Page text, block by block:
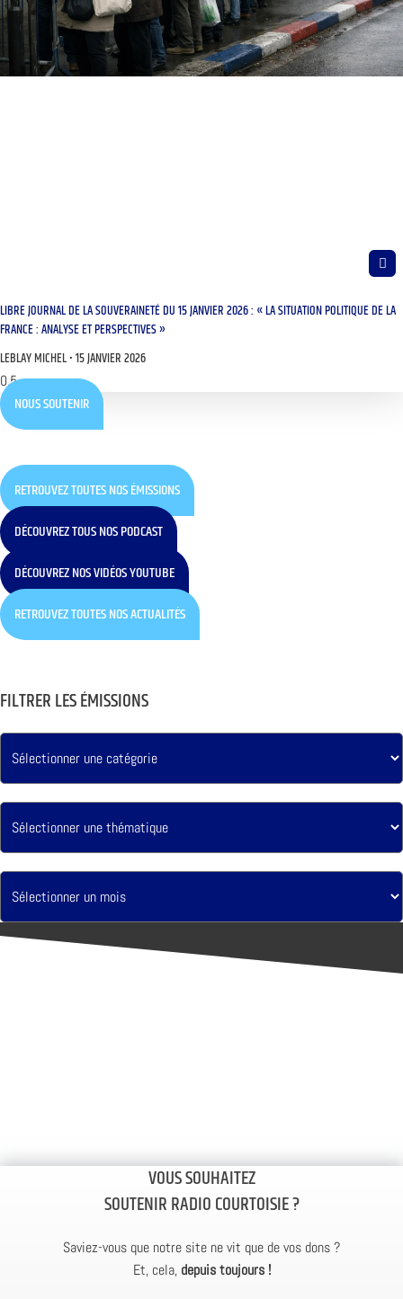
LIBRE JOURNAL DE LA SOUVERAINETÉ DU 15 JANVIER 2026 : « LA SITUATION POLITIQUE DE LA
FRANCE : ANALYSE ET PERSPECTIVES »
LEBLAY MICHEL 15 JANVIER 2026
NOUS SOUTENIR
RETROUVEZ TOUTES NOS ÉMISSIONS
DÉCOUVREZ TOUS NOS PODCAST
DÉCOUVREZ NOS VIDÉOS YOUTUBE
RETROUVEZ TOUTES NOS ACTUALITÉS
FILTRER LES ÉMISSIONS
VOUS SOUHAITEZ
SOUTENIR RADIO COURTOISIE ?
Saviez-vous que notre site ne vit que de vos dons ?
Et, cela, depuis toujours !